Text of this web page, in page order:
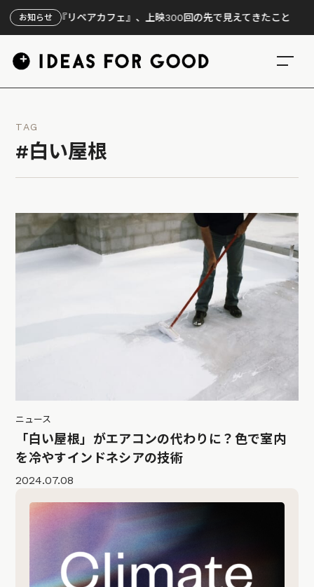
お知らせ
映画『リペアカフェ』、上映300回の先で見えてきたこと
TAG
#白い屋根
ニュース
「白い屋根」がエアコンの代わりに？色で室内
を冷やすインドネシアの技術
2024.07.08